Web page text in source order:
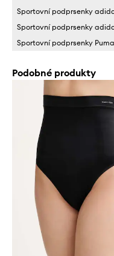
Sportovní podprsenky
Sportovní podprsenky
Sportovní podprsenky Puma
Podobné produkty